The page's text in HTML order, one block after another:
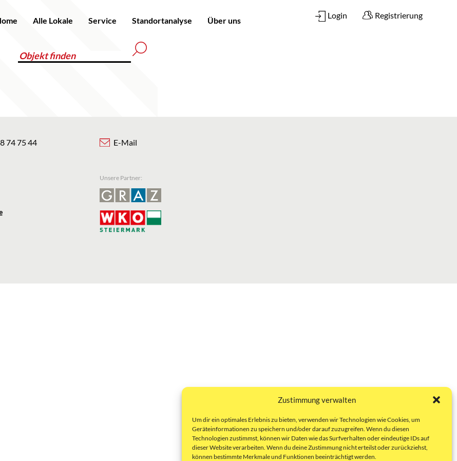
Zustimmung verwalten
Um dir ein optimales Erlebnis zu bieten, verwenden wir Technologien wie Cookies, um
Geräteinformationen zu speichern und/oder darauf zuzugreifen. Wenn du diesen
Technologien zustimmst, können wir Daten wie das Surfverhalten oder eindeutige IDs auf
dieser Website verarbeiten. Wenn du deine Zustimmung nicht erteilst oder zurückziehst,
können bestimmte Merkmale und Funktionen beeinträchtigt werden.
Alle Lokale Service Standortanalyse Über uns
Login Registrierung
74 75 44 E-Mail
Unsere Partner: